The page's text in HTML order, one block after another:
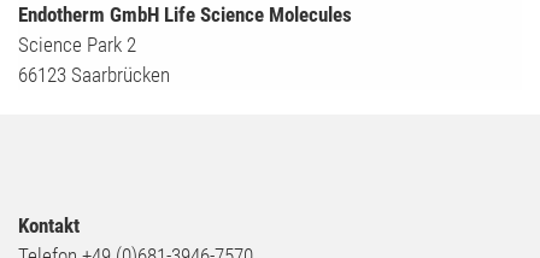
Endotherm GmbH Life Science Molecules
Science Park 2
66123 Saarbrücken
Kontakt